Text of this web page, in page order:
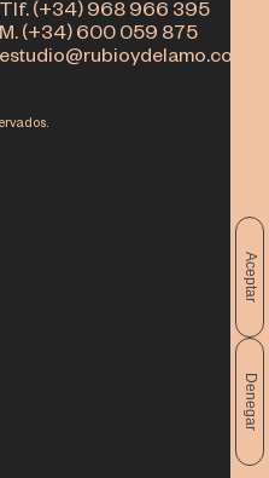
Aceptar
Denegar
Tlf. (+34) 968 966 395
M. (+34) 600 059 875
estudio@rubioydelamo.com